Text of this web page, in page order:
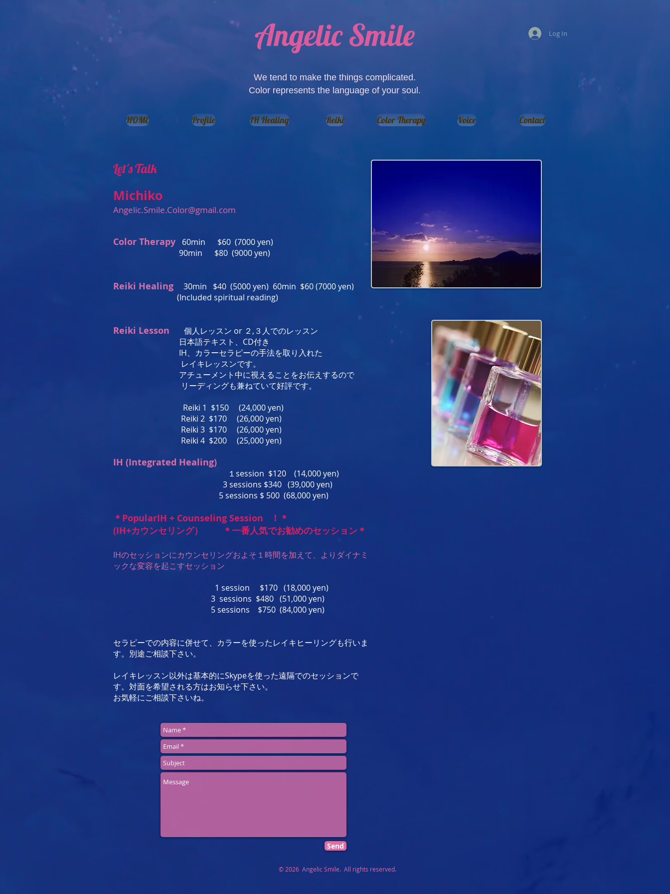
Angelic Smile Log In
We tend to make the things complicated.
Color represents the language of your soul.
HOME Profile IH Healing Reiki Color Therapy Voice Contact
Let's Talk
Michiko
Angelic.Smile.Color@gmail.com
Color Therapy
60min $60 (7000 yen)
90min $80 (9000 yen)
Reiki Healing
30min $40 (5000 yen) 60min $60 (7000 yen)
(Included spiritual reading)
Reiki Lesson
個人レッスン or ２,３人でのレッスン
日本語テキスト、CD付き
IH、カラーセラピーの手法を取り入れた
レイキレッスンです。
アチューメント中に視えることをお伝えするので
リーディングも兼ねていて好評です。
Reiki 1 $150 (24,000 yen)
Reiki 2 $170 (26,000 yen)
Reiki 3 $170 (26,000 yen)
Reiki 4 $200 (25,000 yen)
IH (Integrated Healing)
１session $120 (14,000 yen)
3 sessions $340 (39,000 yen)
5 sessions $ 500 (68,000 yen)
＊PopularIH + Counseling Session
！＊
(IH+カウンセリング） ＊一番人気でお勧めのセッション＊
IHのセッションにカウンセリングおよそ１時間を加えて、よりダイナミ
ックな変容を起こすセッション
1 session $170 (18,000 yen)
3 sessions $480 (51,000 yen)
5 sessions $750 (84,000 yen)
セラピーでの内容に併せて、カラーを使ったレイキヒーリングも行いま
す。別途ご相談下さい。
レイキレッスン以外は基本的にSkypeを使った遠隔でのセッションで
す。対面を希望される方はお知らせ下さい。
お気軽にご相談下さいね。
Send
© 2026 Angelic Smile. All rights reserved.